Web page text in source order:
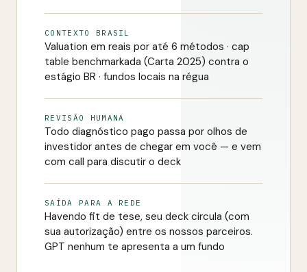
CONTEXTO BRASIL
Valuation em reais por até 6 métodos · cap
table benchmarkada (Carta 2025) contra o
estágio BR · fundos locais na régua
REVISÃO HUMANA
Todo diagnóstico pago passa por olhos de
investidor antes de chegar em você — e vem
com call para discutir o deck
SAÍDA PARA A REDE
Havendo fit de tese, seu deck circula (com
sua autorização) entre os nossos parceiros.
GPT nenhum te apresenta a um fundo